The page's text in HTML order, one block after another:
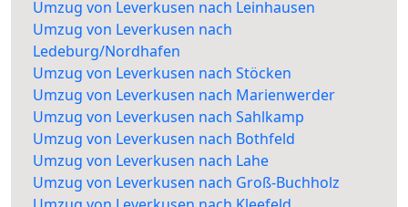
Umzug von Leverkusen nach Leinhausen
Umzug von Leverkusen nach
Ledeburg/Nordhafen
Umzug von Leverkusen nach Stöcken
Umzug von Leverkusen nach Marienwerder
Umzug von Leverkusen nach Sahlkamp
Umzug von Leverkusen nach Bothfeld
Umzug von Leverkusen nach Lahe
Umzug von Leverkusen nach Groß-Buchholz